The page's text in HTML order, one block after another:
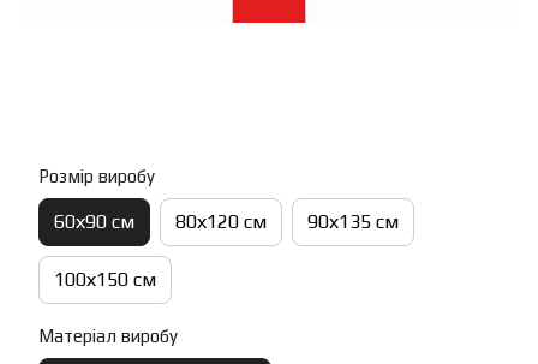
Розмір виробу
60х90 см 80х120 см 90х135 см
100х150 см
Матеріал виробу